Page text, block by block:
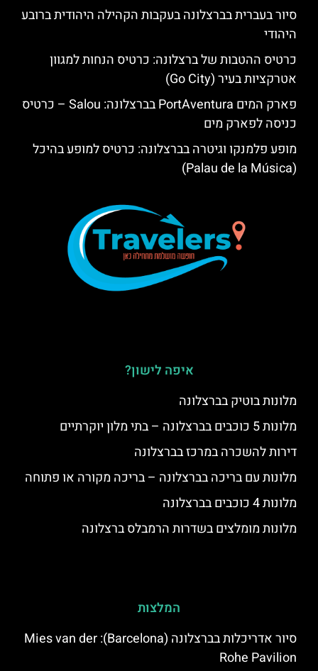
סיור בעברית בברצלונה בעקבות הקהילה היהודית ברובע
היהודי
כרטיס ההטבות של ברצלונה: כרטיס הנחות למגוון
אטרקציות בעיר (Go City)
פארק המים PortAventura בברצלונה: Salou – כרטיס
כניסה לפארק מים
מופע פלמנקו וגיטרה בברצלונה: כרטיס למופע בהיכל
(Palau de la Música)
איפה לישון?
מלונות בוטיק בברצלונה
מלונות 5 כוכבים בברצלונה – בתי מלון יוקרתיים
דירות להשכרה במרכז בברצלונה
מלונות עם בריכה בברצלונה – בריכה מקורה או פתוחה
מלונות 4 כוכבים בברצלונה
מלונות מומלצים בשדרות הרמבלס ברצלונה
המלצות
סיור אדריכלות בברצלונה (Barcelona): Mies van der
Rohe Pavilion